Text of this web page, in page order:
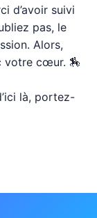
d’avoir suivi
pas, le
Alors,
votre cœur. 🏇
là, portez-